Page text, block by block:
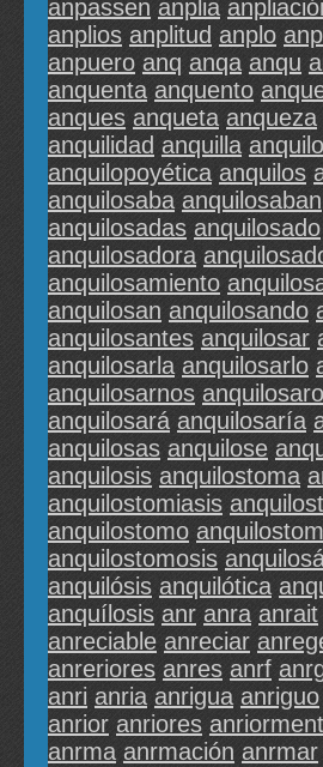
anpassen anplia
anplios anplitud anplo
anpuero anq anqa anqu
anquenta anquento
anques anqueta anqueza
anquilidad anquilla anquilo
anquilopoyética anquilos
anquilosaba anquilosaban
anquilosadas anquilosado
anquilosadora
anquilosamiento
anquilosan anquilosando
anquilosantes anquilosar
anquilosarla anquilosarlo
anquilosarnos
anquilosará anquilosaría
anquilosas anquilose
anquilosis anquilostoma
anquilostomiasis
anquilostomo
anquilostomosis
anquilósis anquilótica
anquílosis anr anra anrait
anreciable anreciar
anreriores anres anrf
anri anria anrigua anriguo
anrior anriores
anrma anrmación anrmar